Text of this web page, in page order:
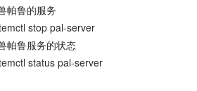
帕鲁的服务
stop pal-server
帕鲁服务的状态
status pal-server